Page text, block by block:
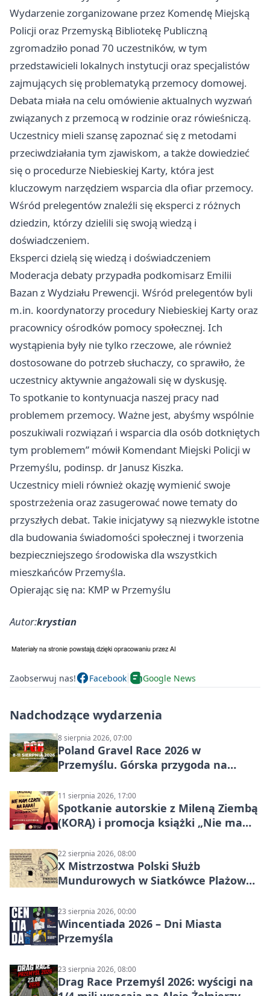
Wydarzenie zorganizowane przez Komendę Miejską
Policji oraz Przemyską Bibliotekę Publiczną
zgromadziło ponad 70 uczestników, w tym
przedstawicieli lokalnych instytucji oraz specjalistów
zajmujących się problematyką przemocy domowej.
Debata miała na celu omówienie aktualnych wyzwań
związanych z przemocą w rodzinie oraz rówieśniczą.
Uczestnicy mieli szansę zapoznać się z metodami
przeciwdziałania tym zjawiskom, a także dowiedzieć
się o procedurze Niebieskiej Karty, która jest
kluczowym narzędziem wsparcia dla ofiar przemocy.
Wśród prelegentów znaleźli się eksperci z różnych
dziedzin, którzy dzielili się swoją wiedzą i
doświadczeniem.
Eksperci dzielą się wiedzą i doświadczeniem
Moderacja debaty przypadła podkomisarz Emilii
Bazan z Wydziału Prewencji. Wśród prelegentów byli
m.in. koordynatorzy procedury Niebieskiej Karty oraz
pracownicy ośrodków pomocy społecznej. Ich
wystąpienia były nie tylko rzeczowe, ale również
dostosowane do potrzeb słuchaczy, co sprawiło, że
uczestnicy aktywnie angażowali się w dyskusję.
To spotkanie to kontynuacja naszej pracy nad
problemem przemocy. Ważne jest, abyśmy wspólnie
poszukiwali rozwiązań i wsparcia dla osób dotkniętych
tym problemem” mówił Komendant Miejski Policji w
Przemyślu, podinsp. dr Janusz Kiszka.
Uczestnicy mieli również okazję wymienić swoje
spostrzeżenia oraz zasugerować nowe tematy do
przyszłych debat. Takie inicjatywy są niezwykle istotne
dla budowania świadomości społecznej i tworzenia
bezpieczniejszego środowiska dla wszystkich
mieszkańców Przemyśla.
Opierając się na: KMP w Przemyślu
Autor:krystian
Zaobserwuj nas! Facebook Google News
Nadchodzące wydarzenia
8 sierpnia 2026, 07:00
Poland Gravel Race 2026 w
Przemyślu. Górska przygoda na
11 sierpnia 2026, 17:00
Spotkanie autorskie z Mileną Ziembą
(KORĄ) i promocja książki „Nie mam
22 sierpnia 2026, 08:00
X Mistrzostwa Polski Służb
Mundurowych w Siatkówce Plażowej
23 sierpnia 2026, 00:00
Wincentiada 2026 – Dni Miasta
Przemyśla
23 sierpnia 2026, 08:00
Drag Race Przemyśl 2026: wyścigi na